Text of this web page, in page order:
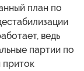
план по
ведь
партии по